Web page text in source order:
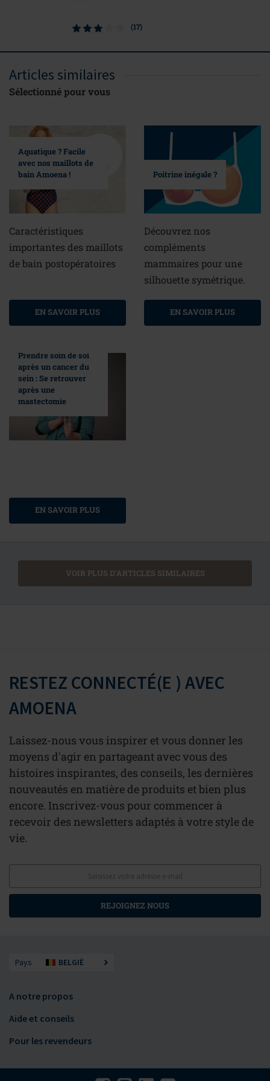
(17)
Articles similaires
Sélectionné pour vous
Aquatique ? Facile
avec nos maillots de
bain Amoena !
Caractéristiques
importantes des maillots
de bain postopératoires
EN SAVOIR PLUS
Poitrine inégale ?
Découvrez nos
compléments
mammaires pour une
silhouette symétrique.
EN SAVOIR PLUS
Prendre soin de soi
après un cancer du
sein : Se retrouver
après une
mastectomie
EN SAVOIR PLUS
VOIR PLUS D'ARTICLES SIMILAIRES
RESTEZ CONNECTÉ(E ) AVEC
AMOENA
Laissez-nous vous inspirer et vous donner les
moyens d'agir en partageant avec vous des
histoires inspirantes, des conseils, les dernières
nouveautés en matière de produits et bien plus
encore. Inscrivez-vous pour commencer à
recevoir des newsletters adaptés à votre style de
vie.
REJOIGNEZ NOUS
Pays BELGIË
A notre propos
Aide et conseils
Pour les revendeurs